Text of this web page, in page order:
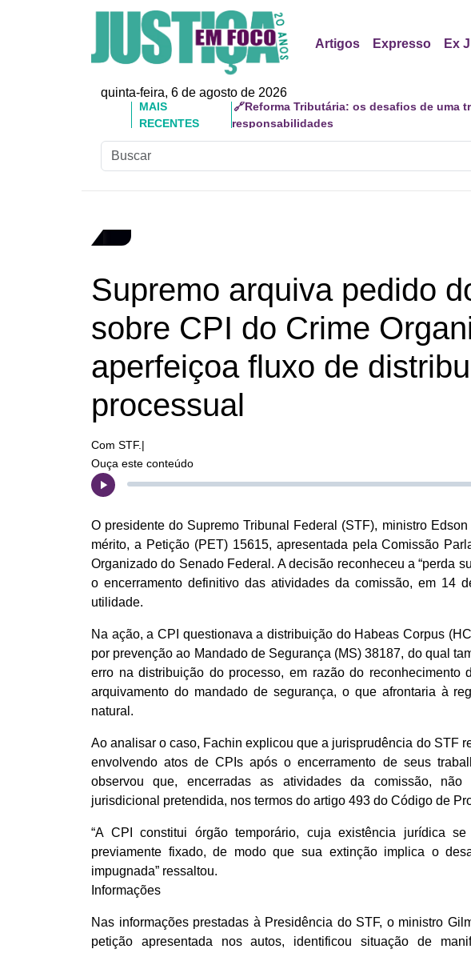
Artigos Expresso Ex
quinta-feira, 6 de agosto de 2026
MAIS
RECENTES
🔗Doutor Luizinho: Cadastro Nacional
Social
Supremo arquiva pedido
sobre CPI do Crime
aperfeiçoa fluxo de
processual
Com STF.|
Ouça este conteúdo
O presidente do Supremo Tribunal Federal (STF), ministro
mérito, a Petição (PET) 15615, apresentada pela Comissão
Organizado do Senado Federal. A decisão reconheceu a “perda
o encerramento definitivo das atividades da comissão, em 14
utilidade.
Na ação, a CPI questionava a distribuição do Habeas Corpus
por prevenção ao Mandado de Segurança (MS) 38187, do qual
erro na distribuição do processo, em razão do reconhecimento
arquivamento do mandado de segurança, o que afrontaria à
natural.
Ao analisar o caso, Fachin explicou que a jurisprudência do STF
envolvendo atos de CPIs após o encerramento de seus
observou que, encerradas as atividades da comissão,
jurisdicional pretendida, nos termos do artigo 493 do Código de
“A CPI constitui órgão temporário, cuja existência jurídica
previamente fixado, de modo que sua extinção implica o
impugnada” ressaltou.
Informações
Nas informações prestadas à Presidência do STF, o ministro
petição apresentada nos autos, identificou situação de